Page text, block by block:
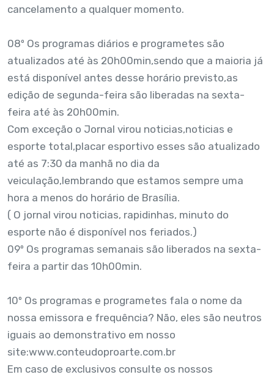
cancelamento a qualquer momento.
08º Os programas diários e programetes são
atualizados até às 20h00min,sendo que a maioria já
está disponível antes desse horário previsto,as
edição de segunda-feira são liberadas na sexta-
feira até às 20h00min.
Com exceção o Jornal virou noticias,noticias e
esporte total,placar esportivo esses são atualizado
até as 7:30 da manhã no dia da
veiculação,lembrando que estamos sempre uma
hora a menos do horário de Brasília.
( O jornal virou noticias, rapidinhas, minuto do
esporte não é disponível nos feriados.)
09º Os programas semanais são liberados na sexta-
feira a partir das 10h00min.
10º Os programas e programetes fala o nome da
nossa emissora e frequência? Não, eles são neutros
iguais ao demonstrativo em nosso
site:www.conteudoproarte.com.br
Em caso de exclusivos consulte os nossos